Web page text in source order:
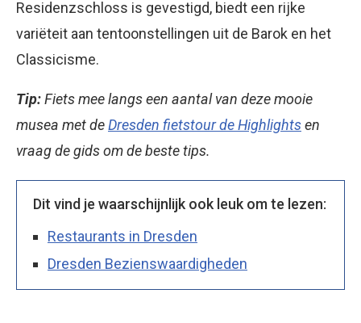
Residenzschloss is gevestigd, biedt een rijke
variëteit aan tentoonstellingen uit de Barok en het
Classicisme.
Tip:Fiets mee langs een aantal van deze mooie
musea met deDresden fietstour de Highlightsen
vraag de gids om de beste tips.
Dit vind je waarschijnlijk ook leuk om te lezen:
Restaurants in Dresden
Dresden Bezienswaardigheden